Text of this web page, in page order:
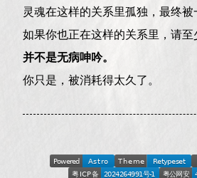
灵魂在这样的关系里孤独，最终被
如果你也正在这样的关系里，请
并不是无病呻吟。
你只是，被消耗得太久了。